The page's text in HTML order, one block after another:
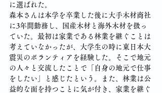
に選ばれた。
森本さんは本学を卒業した後に大手木材商社
に3年間勤務し、国産木材と海外木材を扱っ
ていた。最初は家業である林業を継ぐことは
考えていなかったが、大学生の時に東日本大
震災のボランティアを経験した。そこで地元
の人々と交流したことで「自身の地元で仕事
をしたい」と感じたという。また、林業は公
益的な面を持つことに気が付き、家業を継ぐ